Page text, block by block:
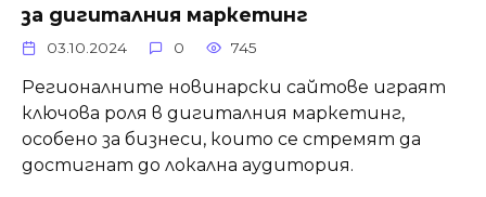
за дигиталния маркетинг
03.10.2024 0 745
Регионалните новинарски сайтове играят
ключова роля в дигиталния маркетинг,
особено за бизнеси, които се стремят да
достигнат до локална аудитория.